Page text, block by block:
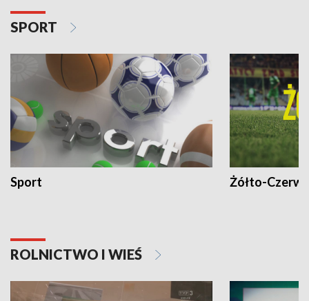
SPORT
Sport Żółto-
ROLNICTWO I WIEŚ